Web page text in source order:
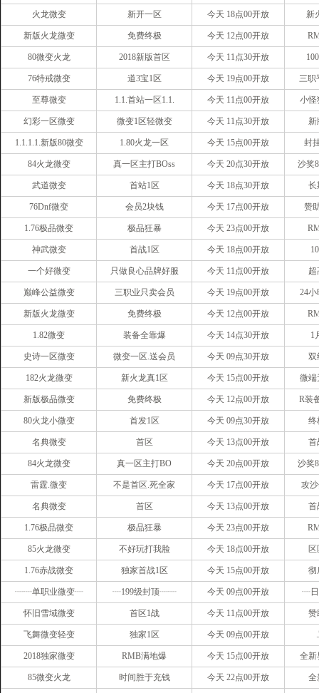
火龙微变 新开一区 今天 18点00开放 新
新版火龙微变 免费终极 今天 12点00开放
80微变火龙 2018新版首区 今天 11点30开放
76特戒微变 道3宝1区 今天 19点00开放 三职
至尊微变 1.1.首站一区1.1. 今天 11点00开放 小怪
幻彩一区微变 微变1区轻微变 今天 11点30开放 新
1.1.1.1.新版80微变 1.80火龙一区 今天 15点00开放 封
84火龙微变 真一区主打BOss 今天 20点30开放 沙奖
武道微变 首站1区 今天 18点30开放 长
76Dnf微变 会员2块钱 今天 17点00开放 赞
1.76极品微变 极品狂暴 今天 23点00开放
神武微变 首战1区 今天 18点00开放
一个好微变 只做良心品牌好服 今天 11点00开放 超
巅峰公益微变 三职业只卖会员 今天 19点00开放 24
新版火龙微变 免费终极 今天 12点00开放
1.82微变 装备全靠爆 今天 14点30开放 1
史诗一区微变 微变一区.送会员 今天 09点30开放 双
182火龙微变 新火龙真1区 今天 15点00开放 微端
新版极品微变 免费终极 今天 12点00开放 R装
80火龙小微变 首发1区 今天 09点30开放 终
名典微变 首区 今天 13点00开放 首
84火龙微变 真一区主打BO 今天 20点00开放 沙奖
雷霆.微变 不是首区.死全家 今天 17点00开放 攻
名典微变 首区 今天 13点00开放 首
1.76极品微变 极品狂暴 今天 23点00开放
85火龙微变 不好玩打我脸 今天 18点00开放
1.76赤战微变 独家首战1区 今天 15点00开放 彻
┈┈单职业微变┈ ┈199级封顶┈┈ 今天 09点00开放 ┈
怀旧雪域微变 首区1战 今天 11点00开放 赞
飞舞微变轻变 独家1区 今天 09点00开放
2018独家微变 RMB满地爆 今天 15点00开放 全新
85微变火龙 时间胜于充钱 今天 22点00开放 全